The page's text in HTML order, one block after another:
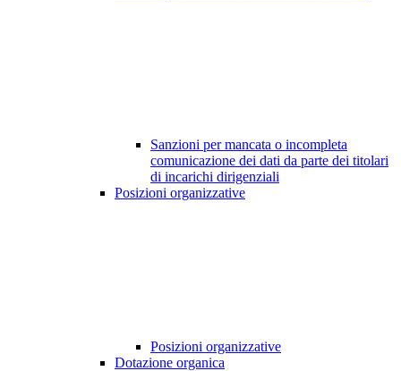
Sanzioni per mancata o incompleta
comunicazione dei dati da parte dei titolari
di incarichi dirigenziali
Posizioni organizzative
Posizioni organizzative
Dotazione organica